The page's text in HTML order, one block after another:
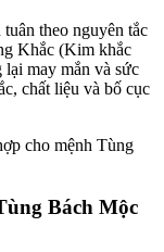
theo nguyên tắc
Khắc (Kim khắc
lại may mắn và sức
chất liệu và bố cục
cho mệnh Tùng
Bách Mộc